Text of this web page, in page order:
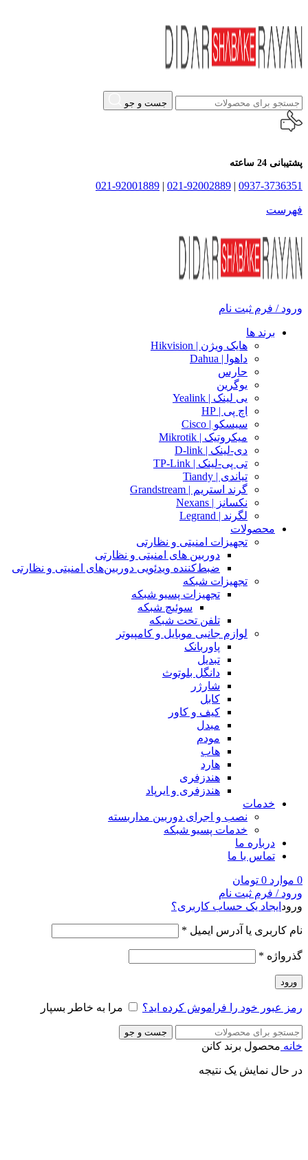
جست و جو
پشتیبانی 24 ساعته
0937-3736351
|
021-92002889
|
021-92001889
فهرست
ورود / فرم ثبت نام
برند ها
هایک ویژن | Hikvision
داهوا | Dahua
حارس
یوگرین
یی لینک | Yealink
اچ پی | HP
سیسکو | Cisco
میکروتیک | Mikrotik
دی-لینک | D-link
تی پی-لینک | TP-Link
تیاندی | Tiandy
گرند استریم | Grandstream
نکسانز | Nexans
لگرند | Legrand
محصولات
تجهیزات امنیتی و نظارتی
دوربین های امنیتی و نظارتی
ضبط‌کننده ویدئویی دوربین‌های امنیتی و نظارتی
تجهیزات شبکه
تجهیزات پسیو شبکه
سوئیچ‌ شبکه
تلفن تحت شبکه
لوازم جانبی موبایل و کامپیوتر
پاوربانک
تبدیل
دانگل بلوتوث
شارژر
کابل
کیف و کاور
مبدل
مودم
هاب
هارد
هندزفری
هندزفری و ایرپاد
خدمات
نصب و اجرای دوربین مداربسته
خدمات پسیو شبکه
درباره ما
تماس با ما
0 موارد 0 تومان
ورود / فرم ثبت نام
ورود ایجاد یک حساب کاربری؟
نام کاربری یا آدرس ایمیل *
گذرواژه *
ورود
رمز عبور خود را فراموش کرده اید؟ مرا به خاطر بسپار
جست و جو
خانه محصول برند کانن
در حال نمایش یک نتیجه